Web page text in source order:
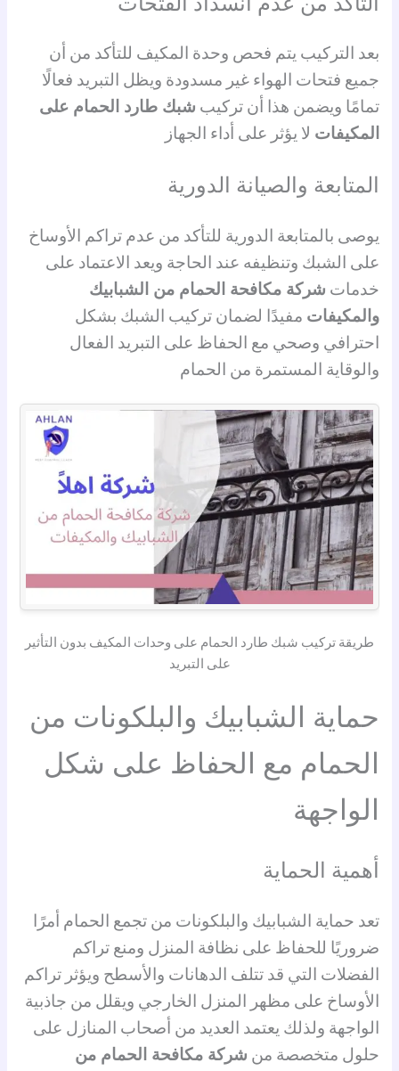
بعد التركيب يتم فحص وحدة المكيف للتأكد من أن
جميع فتحات الهواء غير مسدودة ويظل التبريد فعالًا
تمامًا ويضمن هذا أن تركيب شبك طارد الحمام على
المكيفات لا يؤثر على أداء الجهاز
المتابعة والصيانة الدورية
يوصى بالمتابعة الدورية للتأكد من عدم تراكم الأوساخ
على الشبك وتنظيفه عند الحاجة ويعد الاعتماد على
خدمات شركة مكافحة الحمام من الشبابيك
والمكيفات مفيدًا لضمان تركيب الشبك بشكل
احترافي وصحي مع الحفاظ على التبريد الفعال
والوقاية المستمرة من الحمام
طريقة تركيب شبك طارد الحمام على وحدات المكيف بدون التأثير
على التبريد
حماية الشبابيك والبلكونات من
الحمام مع الحفاظ على شكل
الواجهة
أهمية الحماية
تعد حماية الشبابيك والبلكونات من تجمع الحمام أمرًا
ضروريًا للحفاظ على نظافة المنزل ومنع تراكم
الفضلات التي قد تتلف الدهانات والأسطح ويؤثر تراكم
الأوساخ على مظهر المنزل الخارجي ويقلل من جاذبية
الواجهة ولذلك يعتمد العديد من أصحاب المنازل على
حلول متخصصة من شركة مكافحة الحمام من